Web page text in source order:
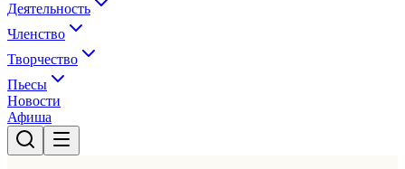
Деятельность
Членство
Творчество
Пьесы
Новости
Афиша